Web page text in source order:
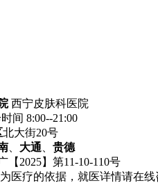
西宁皮肤科医院
间 8:00--21:00
北大街20号
大通
贵德
【2025】第11-10-110号
医疗的依据，就医详情请在线